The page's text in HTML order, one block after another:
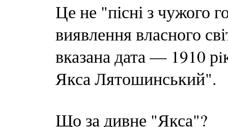
Це не "пісні з чужого
виявлення власного
вказана дата — 1910
Якса Лятошинський".
Що за дивне "Якса"?